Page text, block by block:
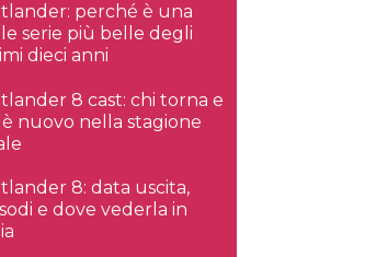
perché è una
serie più belle degli
dieci anni
8 cast: chi torna e
nuovo nella stagione
8: data uscita,
e dove vederla in